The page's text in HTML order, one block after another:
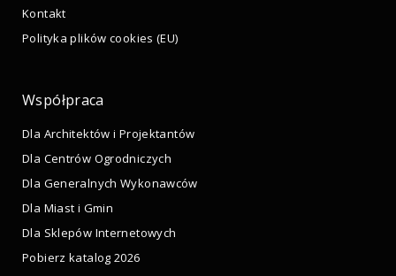
Kontakt
Polityka plików cookies (EU)
Współpraca
Dla Architektów i Projektantów
Dla Centrów Ogrodniczych
Dla Generalnych Wykonawców
Dla Miast i Gmin
Dla Sklepów Internetowych
Pobierz katalog 2026